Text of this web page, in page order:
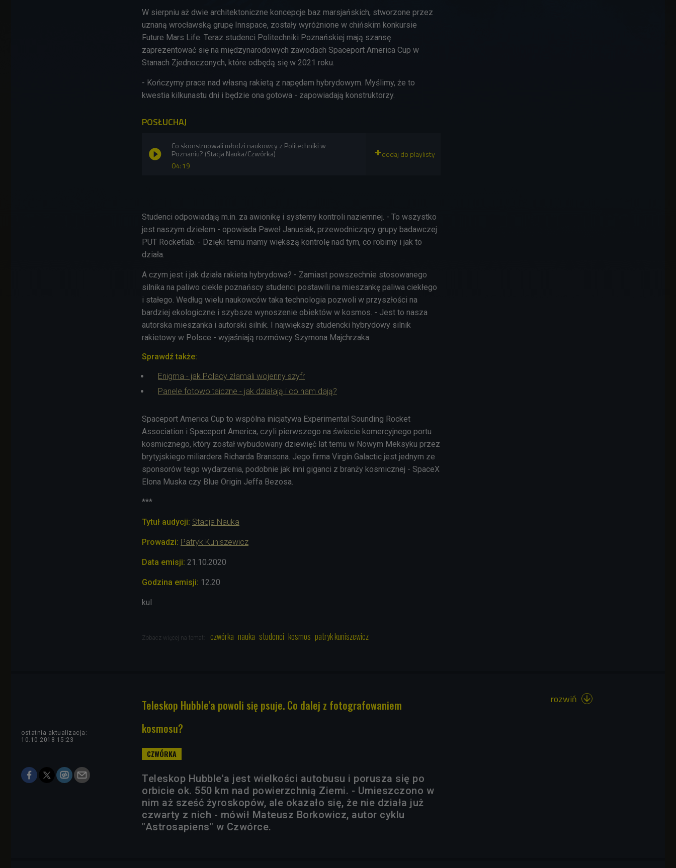
W sierpniu aż dwie architektoniczne koncepcje baz marsjańskich, stworzone przez
uznaną wrocławską grupę Innspace, zostały wyróżnione w chińskim konkursie
Future Mars Life. Teraz studenci Politechniki Poznańskiej mają szansę
zaprezentować się na międzynarodowych zawodach Spaceport America Cup w
Stanach Zjednoczonych, które odbędą się w 2021 roku.
- Kończymy prace nad własną rakietą z napędem hybrydowym. Myślimy, że to
kwestia kilkunastu dni i będzie ona gotowa - zapowiadają konstruktorzy.
POSŁUCHAJ
04:19
Co skonstruowali młodzi naukowcy z Politechniki w
Poznaniu? (Stacja Nauka/Czwórka)
Studenci odpowiadają m.in. za awionikę i systemy kontroli naziemnej. - To wszystko
jest naszym dziełem - opowiada Paweł Janusiak, przewodniczący grupy badawczej
PUT Rocketlab. - Dzięki temu mamy większą kontrolę nad tym, co robimy i jak to
działa.
A czym jest i jak działa rakieta hybrydowa? - Zamiast powszechnie stosowanego
silnika na paliwo ciekłe poznańscy studenci postawili na mieszankę paliwa ciekłego
i stałego. Według wielu naukowców taka technologia pozwoli w przyszłości na
bardziej ekologiczne i szybsze wynoszenie obiektów w kosmos. - Jest to nasza
autorska mieszanka i autorski silnik. I największy studencki hybrydowy silnik
rakietowy w Polsce - wyjaśniają rozmówcy Szymona Majchrzaka.
Sprawdź także:
Enigma - jak Polacy złamali wojenny szyfr
Panele fotowoltaiczne - jak działają i co nam dają?
Spaceport America Cup to wspólna inicjatywa Experimental Sounding Rocket
Association i Spaceport America, czyli pierwszego na świecie komercyjnego portu
kosmicznego, który został wybudowany dziewięć lat temu w Nowym Meksyku przez
brytyjskiego miliardera Richarda Bransona. Jego firma Virgin Galactic jest jednym ze
sponsorów tego wydarzenia, podobnie jak inni giganci z branży kosmicznej - SpaceX
Elona Muska czy Blue Origin Jeffa Bezosa.
***
Tytuł audycji: Stacja Nauka
Prowadzi: Patryk Kuniszewicz
Data emisji: 21.10.2020
Godzina emisji: 12.20
kul
Zobacz więcej na temat: czwórka nauka studenci kosmos patryk kuniszewicz
Teleskop Hubble'a powoli się psuje. Co dalej z fotografowaniem
kosmosu?
ostatnia aktualizacja:
10.10.2018 15:23
Teleskop Hubble'a jest wielkości autobusu i porusza się po
orbicie ok. 550 km nad powierzchnią Ziemi. - Umieszczono w
nim aż sześć żyroskopów, ale okazało się, że nie działa już
czwarty z nich - mówił Mateusz Borkowicz, autor cyklu
"Astrosapiens" w Czwórce.
rozwiń 